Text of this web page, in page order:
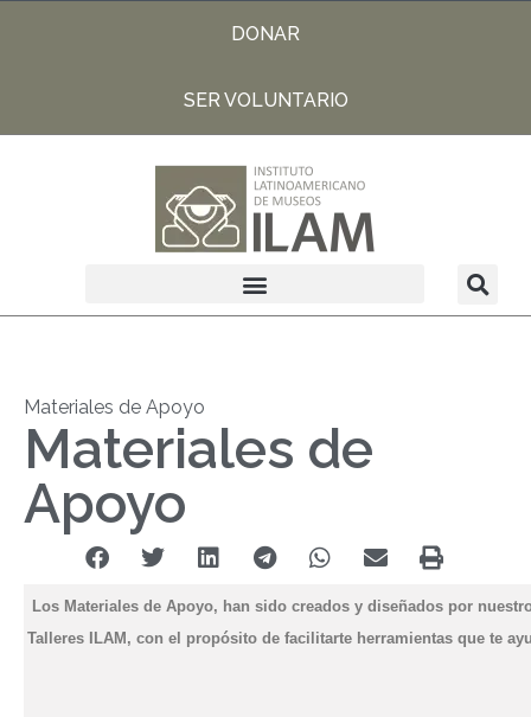
DONAR
SER VOLUNTARIO
Materiales de Apoyo
Materiales de
Apoyo
Los Materiales de Apoyo, han sido creados y diseñados por
Talleres ILAM, con el propósito de facilitarte herramientas que te